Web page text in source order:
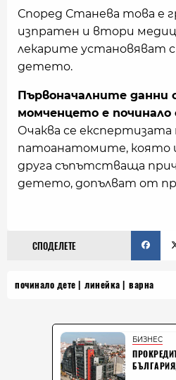
Според Станева това е
изпратен и втори
лекарите установяват
детето.
Първоначалните данни
момченцето е
Очаква се експертизата
патоанатомите, която
друга съпътстваща
детето, допълват от
СПОДЕЛЕТЕ
починало дете линейка варна